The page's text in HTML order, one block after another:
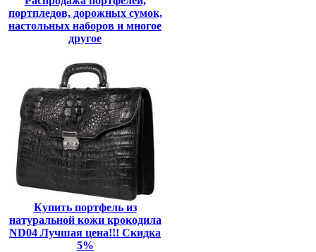
портпледов, дорожных сумок,
настольных наборов и многое
другое
Купить портфель из
натуральной кожи крокодила
ND04 Лучшая цена!!! Скидка
5%